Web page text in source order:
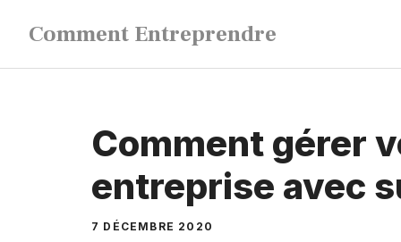
contenu
Comment Entreprendre
Comment gérer
entreprise avec
7 DÉCEMBRE 2020